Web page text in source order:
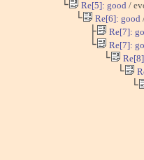
└ Re[5]: good /
└ Re[6]: good
├ Re[7]:
└ Re[7]:
└
└
└